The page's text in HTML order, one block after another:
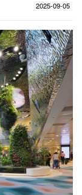
2025-09-05